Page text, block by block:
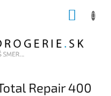
Repair 400